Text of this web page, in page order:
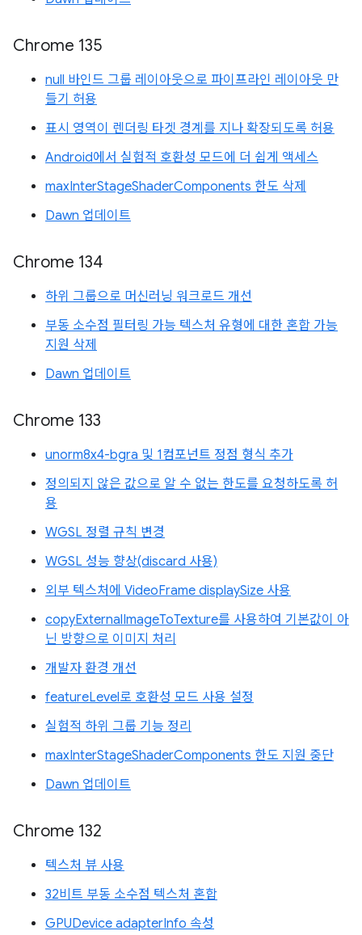
Chrome 135
null 바인드 그룹 레이아웃으로 파이프라인 레이아웃 만
들기 허용
표시 영역이 렌더링 타겟 경계를 지나 확장되도록 허용
Android에서 실험적 호환성 모드에 더 쉽게 액세스
maxInterStageShaderComponents 한도 삭제
Dawn 업데이트
Chrome 134
하위 그룹으로 머신러닝 워크로드 개선
부동 소수점 필터링 가능 텍스처 유형에 대한 혼합 가능
지원 삭제
Dawn 업데이트
Chrome 133
unorm8x4-bgra 및 1컴포넌트 정점 형식 추가
정의되지 않은 값으로 알 수 없는 한도를 요청하도록 허
용
WGSL 정렬 규칙 변경
WGSL 성능 향상(discard 사용)
외부 텍스처에 VideoFrame displaySize 사용
copyExternalImageToTexture를 사용하여 기본값이 아
닌 방향으로 이미지 처리
개발자 환경 개선
featureLevel로 호환성 모드 사용 설정
실험적 하위 그룹 기능 정리
maxInterStageShaderComponents 한도 지원 중단
Dawn 업데이트
Chrome 132
텍스처 뷰 사용
32비트 부동 소수점 텍스처 혼합
GPUDevice adapterInfo 속성